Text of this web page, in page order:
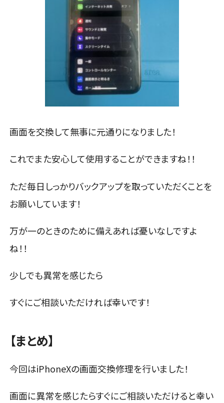
画面を交換して無事に元通りになりました！
これでまた安心して使用することができますね！！
ただ毎日しっかりバックアップを取っていただくことを
お願いしています！
万が一のときのために備えあれば憂いなしですよ
ね！！
少しでも異常を感じたら
すぐにご相談いただければ幸いです！
【まとめ】
今回はiPhoneXの画面交換修理を行いました！
画面に異常を感じたらすぐにご相談いただけると幸い